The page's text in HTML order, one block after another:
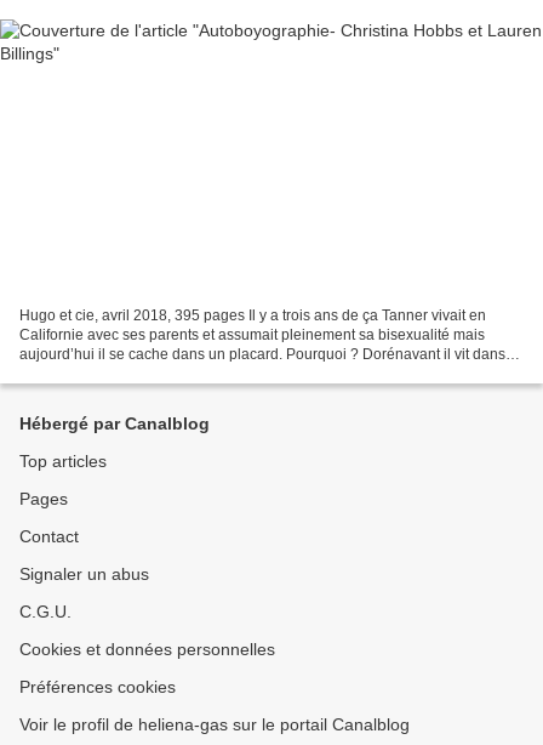
Hugo et cie, avril 2018, 395 pages Il y a trois ans de ça Tanner vivait en
Californie avec ses parents et assumait pleinement sa bisexualité mais
aujourd’hui il se cache dans un placard. Pourquoi ? Dorénavant il vit dans
Hébergé par Canalblog
Top articles
Pages
Contact
Signaler un abus
C.G.U.
Cookies et données personnelles
Préférences cookies
Voir le profil de heliena-gas sur le portail Canalblog